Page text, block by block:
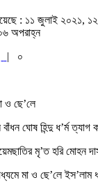
: ১১ জুলাই ২০২১,
অপরাহ্ন
|
০
ও ছে’লে
ঘোষ হিন্দু ধ’র্ম
মৃ’ত হরি মোহন
মা ও ছে’লে ইস’লাম